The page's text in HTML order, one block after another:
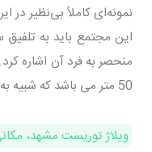
نمونه‌ای کاملاً بی‌نظیر
این مجتمع باید به
منحصر به فرد آن اشاره
50 متر می باشد که شبیه به الماس تراشیده شده است.
ویلاژ توریست مشهد،